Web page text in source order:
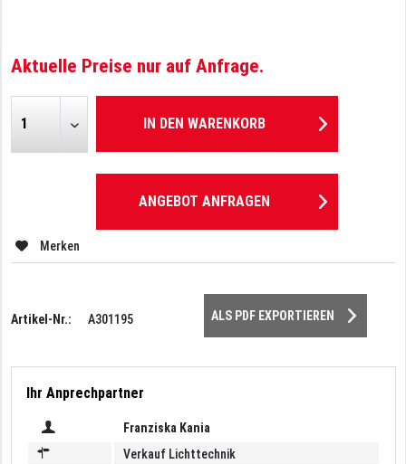
Aktuelle Preise nur auf Anfrage.
IN DEN WARENKORB
ANGEBOT ANFRAGEN
Merken
Artikel-Nr.: A301195 ALS PDF EXPORTIEREN
Ihr Anprechpartner
Franziska Kania
Verkauf Lichttechnik